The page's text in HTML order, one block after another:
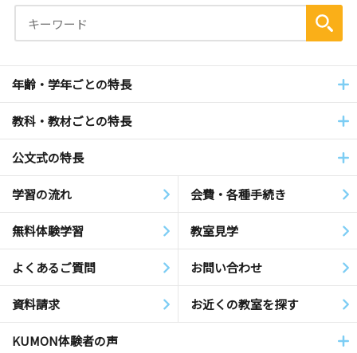
年齢・学年ごとの特長
教科・教材ごとの特長
公文式の特長
学習の流れ 会費・各種手続き
無料体験学習 教室見学
よくあるご質問 お問い合わせ
資料請求 お近くの教室を探す
KUMON体験者の声